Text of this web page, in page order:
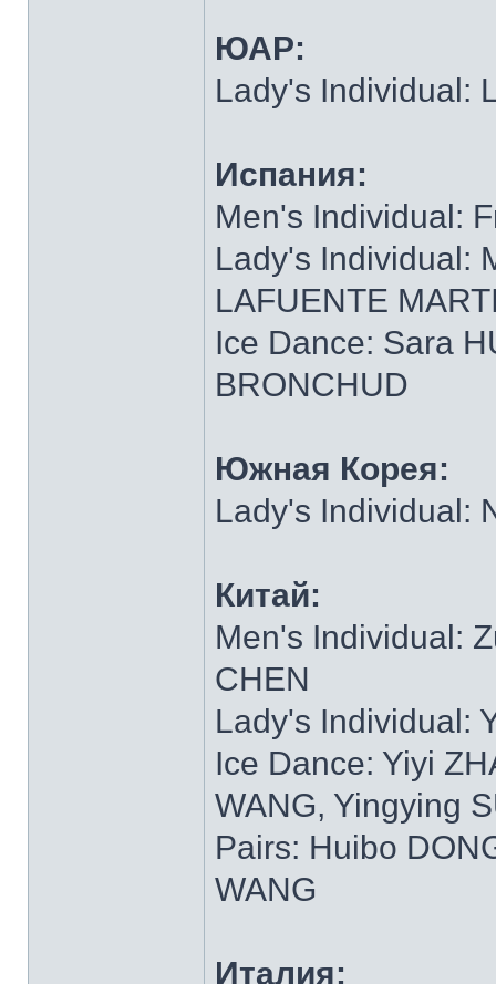
ЮАР:
Lady's Individual:
Испания:
Men's Individual:
Lady's Individual:
LAFUENTE
Ice Dance: Sara
BRONCHUD
Южная Корея:
Lady's Individual:
Китай:
Men's Individual:
CHEN
Lady's Individual:
Ice Dance: Yiyi
WANG, Yingying
Pairs: Huibo
WANG
Италия: